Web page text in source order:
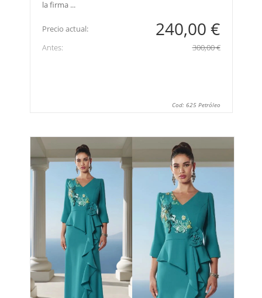
la firma ...
Precio actual: 240,00 €
Antes: 300,00 €
Cod: 625 Petróleo